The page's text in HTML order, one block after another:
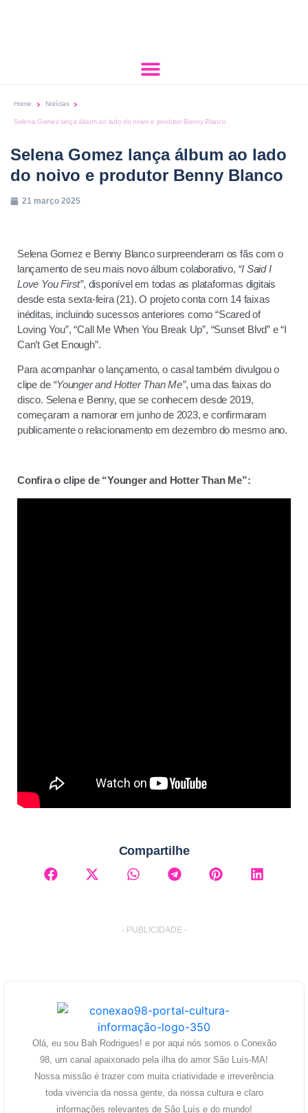
Home Notícias
Selena Gomez lança álbum ao lado do noivo e produtor Benny Blanco
Selena Gomez lança álbum ao lado
do noivo e produtor Benny Blanco
21 março 2025
Selena Gomez e Benny Blanco surpreenderam os fãs com o
lançamento de seu mais novo álbum colaborativo, “I Said I
Love You First”, disponível em todas as plataformas digitais
desde esta sexta-feira (21). O projeto conta com 14 faixas
inéditas, incluindo sucessos anteriores como “Scared of
Loving You”, “Call Me When You Break Up”, “Sunset Blvd” e “I
Can’t Get Enough”.
Para acompanhar o lançamento, o casal também divulgou o
clipe de “Younger and Hotter Than Me”, uma das faixas do
disco. Selena e Benny, que se conhecem desde 2019,
começaram a namorar em junho de 2023, e confirmaram
publicamente o relacionamento em dezembro do mesmo ano.
Confira o clipe de “Younger and Hotter Than Me”:
Compartilhe
- PUBLICIDADE -
Olá, eu sou Bah Rodrigues! e por aqui nós somos o Conexão
98, um canal apaixonado pela ilha do amor São Luís-MA!
Nossa missão é trazer com muita criatividade e irreverência
toda vivencia da nossa gente, da nossa cultura e claro
informações relevantes de São Luís e do mundo!